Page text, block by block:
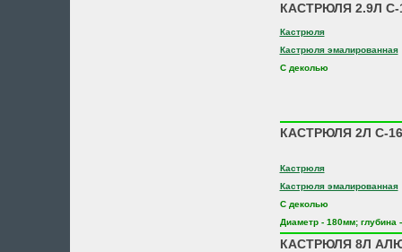
КАСТРЮЛЯ 2.9Л С-
Кастрюля
Кастрюля эмалированная
С деколью
КАСТРЮЛЯ 2Л С-
Кастрюля
Кастрюля эмалированная
С деколью
Диаметр - 180мм; глубина
КАСТРЮЛЯ 8Л